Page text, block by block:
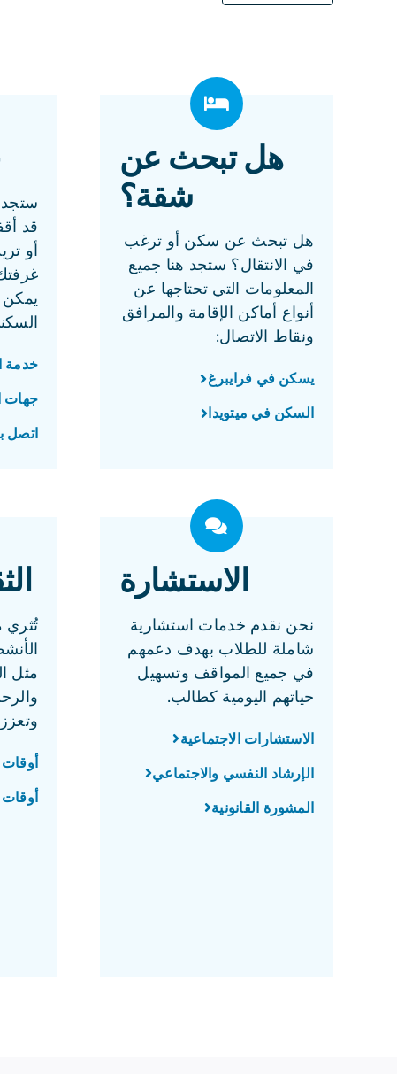
هل تبحث عن
شقة؟
هل تبحث عن سكن أو ترغب
في الانتقال؟ ستجد هنا جميع
المعلومات التي تحتاجها عن
أنواع أماكن الإقامة والمرافق
ونقاط الاتصال:
يسكن في فرايبرغ
السكن في ميتويدا
ستجد
قد
أو
خدمة
جهات
اتصل
الاستشارة
نحن نقدم خدمات استشارية
شاملة للطلاب بهدف دعمهم
في جميع المواقف وتسهيل
حياتهم اليومية كطالب.
الاستشارات الاجتماعية
الإرشاد النفسي والاجتماعي
المشورة القانونية
تُثري
مثل
وتعزز
أوقات